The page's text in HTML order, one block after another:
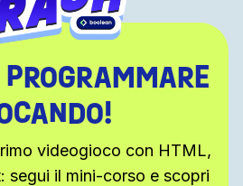
videogioco con HTML,
segui il mini-corso e scopri